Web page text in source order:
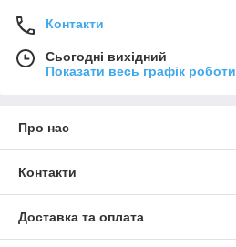
Контакти
Сьогодні вихідний
Показати весь графік роботи
Про нас
Контакти
Доставка та оплата